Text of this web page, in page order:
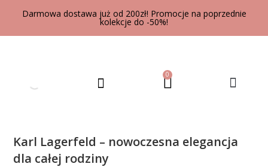
Darmowa dostawa już od 200zł! Promocje na poprzednie
kolekcje do -50%!
0
Karl Lagerfeld – nowoczesna elegancja
dla całej rodziny